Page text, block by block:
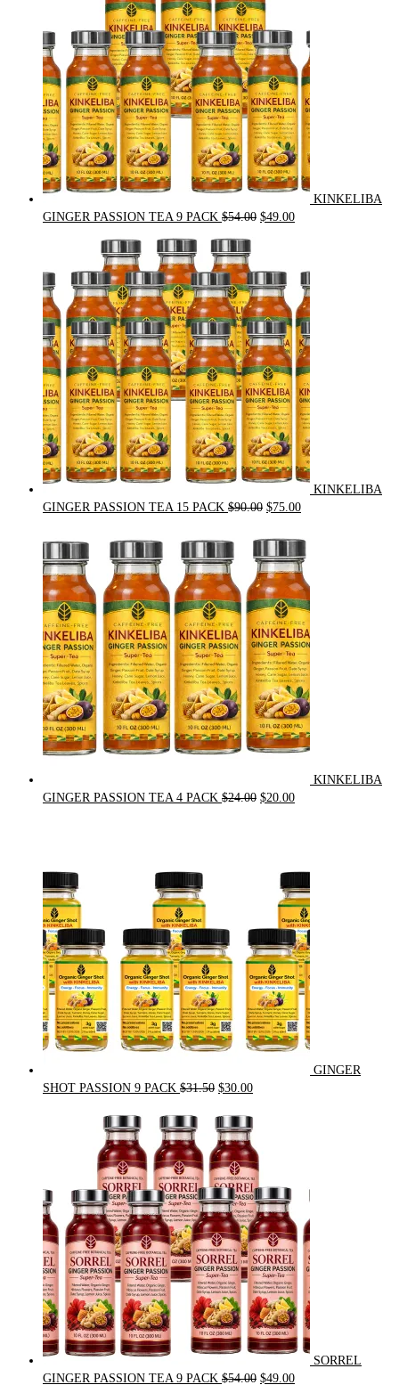
KINKELIBA
GINGER PASSION TEA 9 PACK $54.00 Original
$54.00.
$49.00Current
$49.00.
KINKELIBA
GINGER PASSION TEA 15 PACK $90.00 Original
was:
$90.00.
$75.00Current
is:
$75.00.
KINKELIBA
GINGER PASSION TEA 4 PACK $24.00 Original
$20.00Current
GINGER
SHOT PASSION 9 PACK $31.50 Original
$31.50.
$30.00Current
SORREL
GINGER PASSION TEA 9 PACK $54.00 Original
$49.00Current